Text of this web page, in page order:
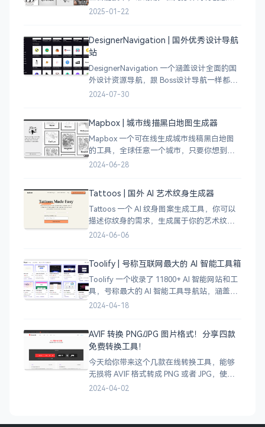
成精美的品牌 Logo。无论你是初创企业、电
2025-01-22
DesignerNavigation | 国外优秀设计导航
站
DesignerNavigation 一个涵盖设计全面的国
外设计资源导航，跟 Boss设计导航一样都是
分门别类的划分设计灵感、资讯、UI 资源、
2024-07-30
Mapbox | 城市线描黑白地图生成器
Mapbox 一个可在线生成城市线稿黑白地图
的工具，全球任意一个城市，只要你想到的
城市，直接搜索城市名称，自动生成该城市
成了
2024-06-28
Tattoos | 国外 AI 艺术纹身生成器
Tattoos 一个 AI 纹身图案生成工具，你可以
描述你纹身的需求，生成属于你的艺术纹身
图案，通过艺术表达自己，让纹身不仅仅是
2024-06-06
Toolify | 号称互联网最大的 AI 智能工具箱
Toolify 一个收录了 11800+ AI 智能网站和工
具，号称最大的 AI 智能工具导航站，涵盖了
AI 图像、AI 写作、AI 音视频工具、聊天机器
2024-04-18
AVIF 转换 PNG/JPG 图片格式！分享四款
免费转换工具！
今天给你带来这个几款在线转换工具，能够
无损将 AVIF 格式转成 PNG 或者 JPG，使用
很简单，只需将 AVIF 图像拖拽上传即可完成
2024-04-02